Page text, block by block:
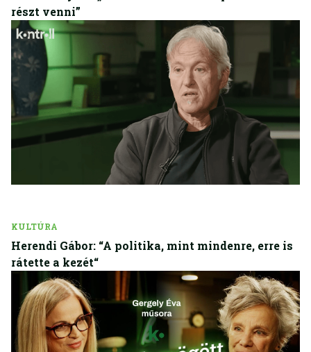
részt venni”
KULTÚRA
Herendi Gábor: “A politika, mint mindenre, erre is
rátette a kezét“